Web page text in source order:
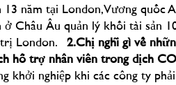
13 năm tại London, Vương quốc
ở Châu Âu quản lý khối tài sản
trị London. 2.Chị nghĩ gì về
hỗ trợ nhân viên trong dịch
khởi nghiệp khi các công ty